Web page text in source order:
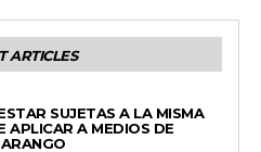
ARTICLES
SUJETAS A LA MISMA
APLICAR A MEDIOS DE